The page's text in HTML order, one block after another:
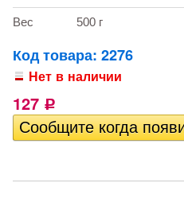
Вес 500 г
Код товара: 2276
Нет в наличии
127 Р